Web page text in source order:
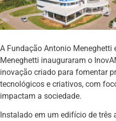
A Fundação Antonio Meneghetti
Meneghetti inauguraram o
inovação criado para fomentar
tecnológicos e criativos, com
impactam a sociedade.
Instalado em um edifício de três